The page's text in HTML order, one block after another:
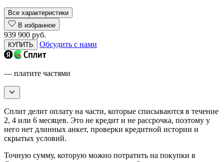
Все характеристики
В избранное
939 900 руб.
КУПИТЬ Обсудить с нами
— платите частями
Сплит делит оплату на части, которые списываются в течение
2, 4 или 6 месяцев. Это не кредит и не рассрочка, поэтому у
него нет длинных анкет, проверки кредитной истории и
скрытых условий.
Точную сумму, которую можно потратить на покупки в